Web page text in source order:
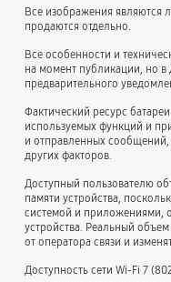
Все изображения являются
продаются отдельно.
Все особенности и
на момент публикации, но в
предварительного
Фактический ресурс
используемых функций и
и отправленных
других факторов.
Доступный пользователю
памяти устройства,
системой и приложениями,
устройства. Реальный
от оператора связи и
Доступность сети Wi-Fi 7